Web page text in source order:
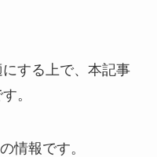
する上で、本記事
。
情報です。